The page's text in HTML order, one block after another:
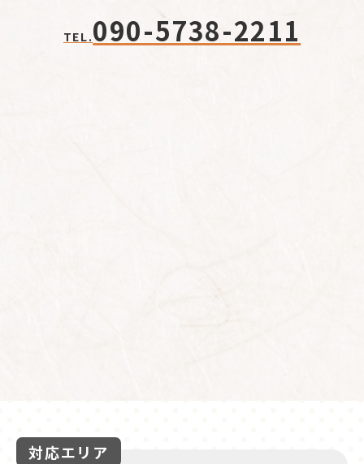
TEL.090-5738-2211
対応エリア